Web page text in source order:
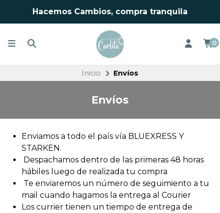
Hacemos Cambios, compra tranquila
0
Inicio Envíos
Envíos
Enviamos a todo el país vía BLUEXRESS Y
STARKEN.
Despachamos dentro de las primeras 48 horas
hábiles luego de realizada tu compra
Te enviaremos un número de seguimiento a tu
mail cuando hagamos la entrega al Courier
Los currier tienen un tiempo de entrega de